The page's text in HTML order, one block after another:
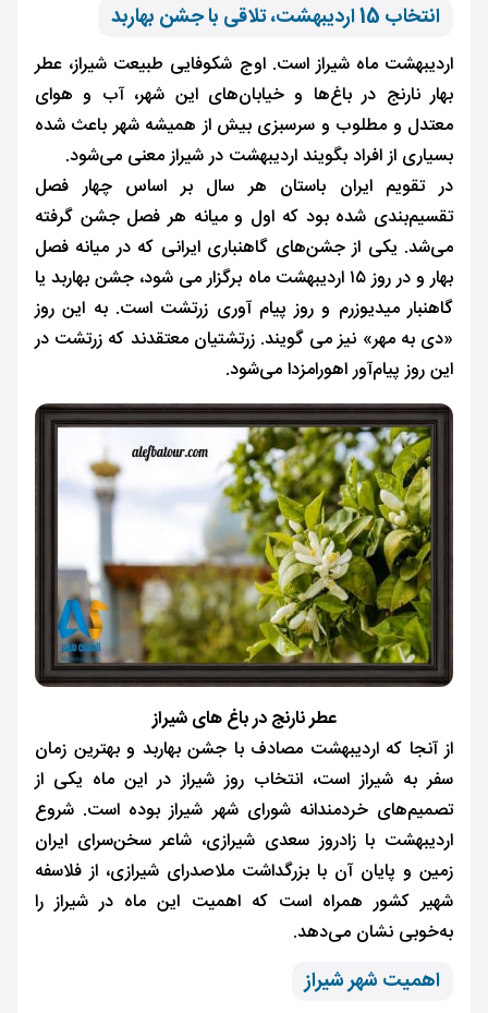
انتخاب 15 اردیبهشت، تلاقی با جشن بهاربد
اردیبهشت ماه شیراز است. اوج شکوفایی طبیعت شیراز، عطر
بهار نارنج در باغ‌ها و خیابان‌های این شهر، آب و هوای
معتدل و مطلوب و سرسبزی بیش از همیشه شهر باعث شده
بسیاری از افراد بگویند اردیبهشت در شیراز معنی می‌شود.
در تقویم ایران باستان هر سال بر اساس چهار فصل
تقسیم‌بندی شده بود که اول و میانه‌ هر فصل جشن گرفته
می‌شد. یکی از جشن‌های گاهنباری ایرانی که در میانه فصل
بهار و در روز ۱۵ اردیبهشت ماه برگزار می شود، جشن بهاربد یا
گاهنبار میدیوزرم و روز پیام آوری زرتشت است. به این روز
«دی به مهر» نیز می گویند. زرتشتیان معتقدند که زرتشت در
این روز پیام‌آور اهورامزدا می‌شود.
عطر نارنج در باغ های شیراز
از آنجا که اردیبهشت مصادف با جشن بهاربد و بهترین زمان
سفر به شیراز است، انتخاب روز شیراز در این ماه یکی از
تصمیم‌های خردمندانه شورای شهر شیراز بوده است. شروع
اردیبهشت با زادروز سعدی شیرازی، شاعر سخن‌سرای ایران
زمین و پایان آن با بزرگداشت ملاصدرای شیرازی، از فلاسفه
شهیر کشور همراه است که اهمیت این ماه در شیراز را
به‌خوبی نشان می‌دهد.
اهمیت شهر شیراز